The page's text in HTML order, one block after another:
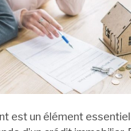
est un élément